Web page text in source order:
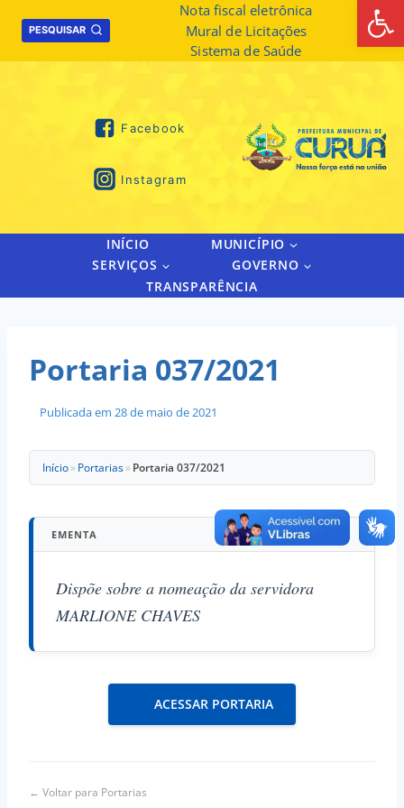
PESQUISAR
Nota fiscal eletrônica
Mural de Licitações
Sistema de Saúde
Facebook
Instagram
INÍCIO
MUNICÍPIO
SERVIÇOS
GOVERNO
TRANSPARÊNCIA
Portaria 037/2021
Publicada em 28 de maio de 2021
Início» Portarias» Portaria 037/2021
EMENTA
Dispõe sobre a nomeação da servidora
MARLIONE CHAVES
ACESSAR PORTARIA
← Voltar para Portarias